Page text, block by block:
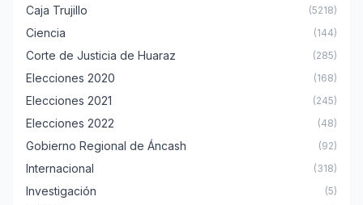
Caja Trujillo (5218)
Ciencia (144)
Corte de Justicia de Huaraz (285)
Elecciones 2020 (168)
Elecciones 2021 (245)
Elecciones 2022 (48)
Gobierno Regional de Áncash (92)
Internacional (318)
Investigación (5)